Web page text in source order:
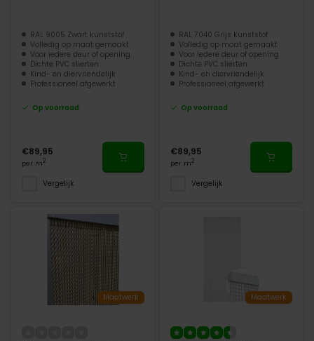
RAL 9005 Zwart kunststof
Volledig op maat gemaakt
Voor iedere deur of opening
Dichte PVC slierten
Kind- en diervriendelijk
Professioneel afgewerkt
Op voorraad
€89,95
per m2
Vergelijk
RAL 7040 Grijs kunststof
Volledig op maat gemaakt
Voor iedere deur of opening
Dichte PVC slierten
Kind- en diervriendelijk
Professioneel afgewerkt
Op voorraad
€89,95
per m2
Vergelijk
Maatwerk Maatwerk